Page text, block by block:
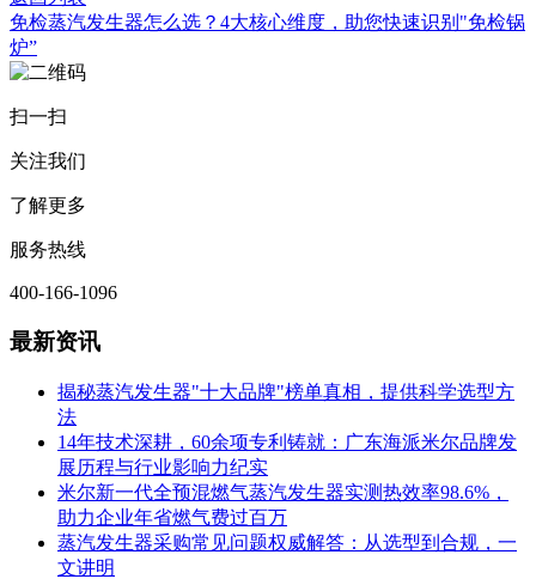
免检蒸汽发生器怎么选？4大核心维度，助您快速识别"免检锅
炉”
扫一扫
关注我们
了解更多
服务热线
400-166-1096
最新资讯
揭秘蒸汽发生器"十大品牌"榜单真相，提供科学选型方
法
14年技术深耕，60余项专利铸就：广东海派米尔品牌发
展历程与行业影响力纪实
米尔新一代全预混燃气蒸汽发生器实测热效率98.6%，
助力企业年省燃气费过百万
蒸汽发生器采购常见问题权威解答：从选型到合规，一
文讲明